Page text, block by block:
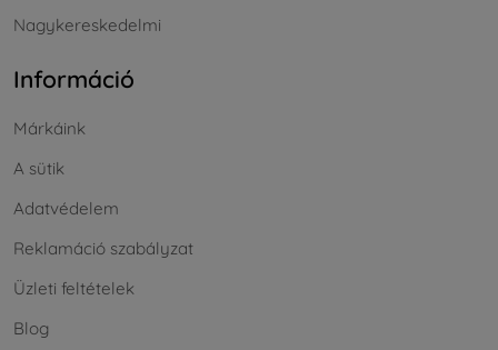
Nagykereskedelmi
Információ
Márkáink
A sütik
Adatvédelem
Reklamáció szabályzat
Üzleti feltételek
Blog